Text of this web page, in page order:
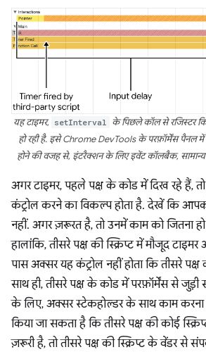
यह टाइमर, setInterval के पिछले कॉल से रजिस्टर
हो रही है. इसे Chrome DevTools के परफ़ॉर्मेंस पैनल में
होने की वजह से, इंटरैक्शन के लिए इवेंट कॉलबैक,
अगर टाइमर, पहले पक्ष के कोड में दिख रहे हैं,
कंट्रोल करने का विकल्प होता है. देखें कि
नहीं. अगर ज़रूरत है, तो उनमें काम को जितना
हालांकि, तीसरे पक्ष की स्क्रिप्ट में मौजूद
पास अक्सर यह कंट्रोल नहीं होता कि तीसरे पक्ष
साथ ही, तीसरे पक्ष के कोड में परफ़ॉर्मेंस से
के लिए, अक्सर स्टेकहोल्डर के साथ काम
किया जा सकता है कि तीसरे पक्ष की कोई
ज़रूरी है, तो तीसरे पक्ष की स्क्रिप्ट के वेंडर से